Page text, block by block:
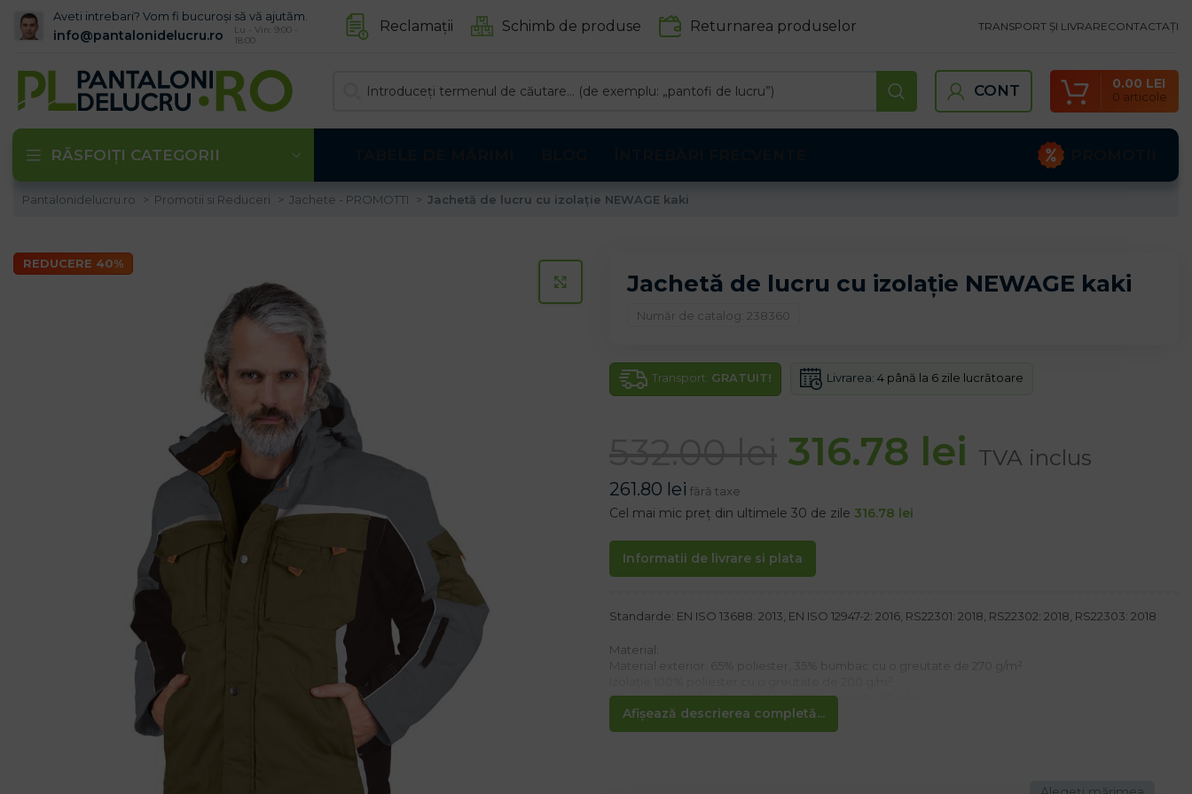
Aveti intrebari? Vom fi bucuroși să vă ajutăm.
info@pantalonidelucru.ro
Lu - Vin: 9:00 -
18:00
Reclamații Schimb de produse Returnarea produselor TRANSPORT ȘI LIVRARECONTACTAȚI
CONT 0 articole
0.00 LEI
RĂSFOIȚI CATEGORII
Pantalonidelucru.ro Promotii si Reduceri Jachete - PROMOTTI Jachetă de lucru cu izolație NEWAGE kaki
REDUCERE 40%
CLICK PENTRU A MARI
Jachetă de lucru cu izolație NEWAGE kaki
Număr de catalog: 238360
Transport: GRATUIT! Livrarea: 4 până la 6 zile lucrătoare
316.78 lei TVA inclus
261.80 lei fără taxe
Cel mai mic preț din ultimele 30 de zile 316.78 lei
Informatii de livrare si plata
Afișează descrierea completă...
Standarde: EN ISO 13688: 2013, EN ISO 12947-2: 2016, RS22301: 2018, RS22302: 2018, RS22303: 2018
Material:
Material exterior: 65% poliester, 35% bumbac cu o greutate de 270 g/m²
Căptușeală 100% tafta poliester 210T , greutate 50 g/m²
Caracteristici: